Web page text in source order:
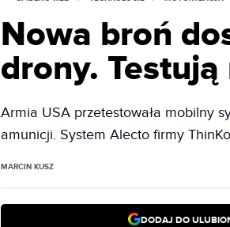
Nowa broń
drony.
Armia USA przetestowała mobilny
amunicji. System Alecto firmy
MARCIN KUSZ
DODAJ DO